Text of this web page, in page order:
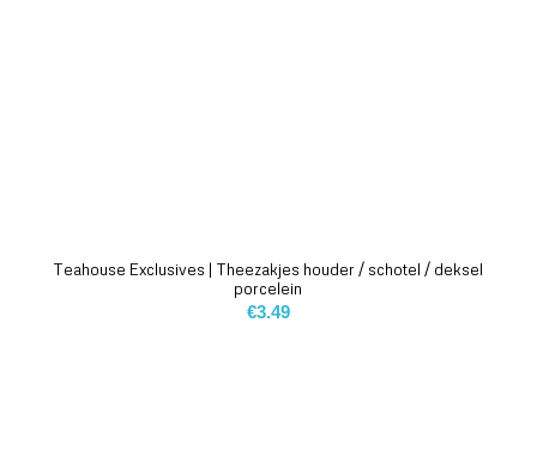
Teahouse Exclusives | Theezakjes houder / schotel / deksel
porcelein
€3.49